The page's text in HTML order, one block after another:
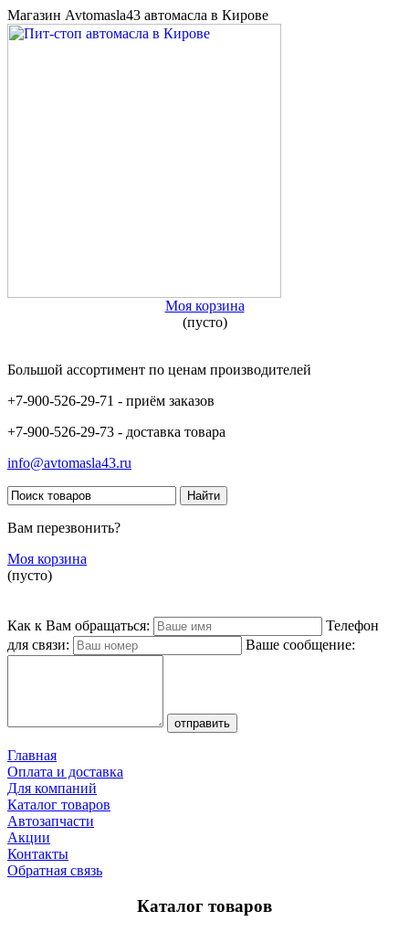
Магазин Avtomasla43 автомасла в Кирове
Моя корзина
(пусто)
Большой ассортимент по ценам производителей
+7-900-526-29-71 - приём заказов
+7-900-526-29-73 - доставка товара
info@avtomasla43.ru
Вам перезвонить?
Моя корзина
(пусто)
Как к Вам обращаться:
Телефон
для связи:
Ваше сообщение:
Главная
Оплата и доставка
Для компаний
Каталог товаров
Автозапчасти
Акции
Контакты
Обратная связь
Каталог товаров